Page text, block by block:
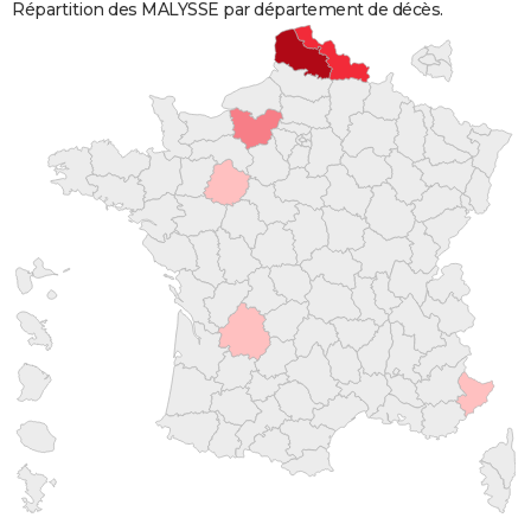
Répartition des MALYSSE par département de décès.